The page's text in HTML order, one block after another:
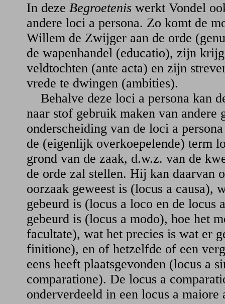
In deze Begroetenis werkt Vondel
andere loci a persona. Zo komt de
Willem de Zwijger aan de orde
de wapenhandel (educatio), zijn
veldtochten (ante acta) en zijn
vrede te dwingen (ambities).
Behalve deze loci a persona kan
naar stof gebruik maken van andere
onderscheiding van de loci a
de (eigenlijk overkoepelende) term
grond van de zaak, d.w.z. van de
de orde zal stellen. Hij kan daarvan
oorzaak geweest is (locus a causa),
gebeurd is (locus a loco en de locus
gebeurd is (locus a modo), hoe het
facultate), wat het precies is wat er
finitione), en of hetzelfde of een
eens heeft plaatsgevonden (locus a
comparatione). De locus a
onderverdeeld in een locus a